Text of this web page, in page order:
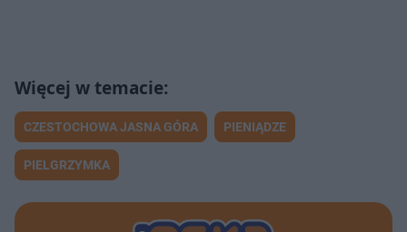
CZESTOCHOWA JASNA GÓRA PIENIĄDZE
PIELGRZYMKA